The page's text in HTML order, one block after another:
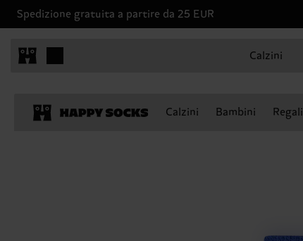
Spedizione gratuita a partire da 25 EUR
Calzini
Calzini Bambini Regali